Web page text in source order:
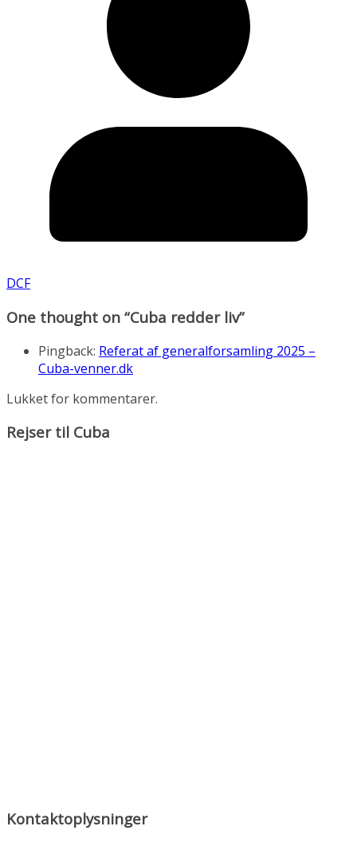
DCF
One thought on “Cuba redder liv”
Pingback: Referat af generalforsamling 2025 –
Cuba-venner.dk
Lukket for kommentarer.
Rejser til Cuba
Kontaktoplysninger